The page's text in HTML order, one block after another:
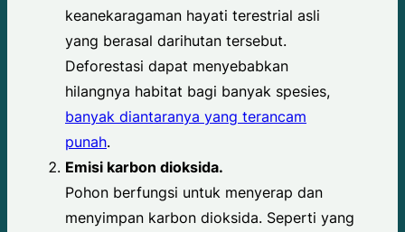
keanekaragaman hayati terestrial asli
yang berasal darihutan tersebut.
Deforestasi dapat menyebabkan
hilangnya habitat bagi banyak spesies,
banyak diantaranya yang terancam
punah.
Emisi karbon dioksida.
Pohon berfungsi untuk menyerap dan
menyimpan karbon dioksida. Seperti yang